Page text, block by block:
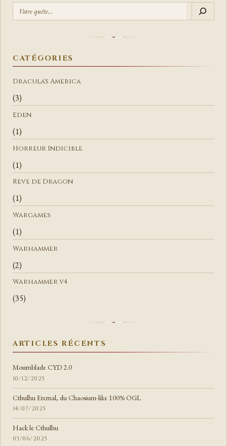
E
E
R
C
H
E
R
CATÉGORIES
Dracula's America
(3)
Eden
(1)
Horreur Indicible
(1)
Reve de Dragon
(1)
Wargames
(1)
Warhammer
(2)
Warhammer v4
(35)
ARTICLES RÉCENTS
Mournblade CYD 2.0
10/12/2025
Cthulhu Eternal, du Chaosium-like 100% OGL
14/07/2025
Hack le Cthulhu
03/06/2025